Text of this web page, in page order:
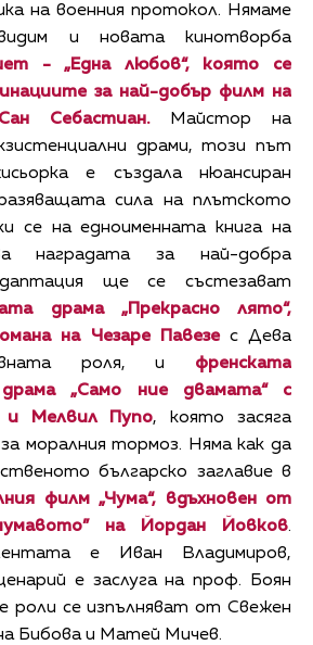
на военния протокол. Нямаме
и новата кинотворба
- „Една любов“, която се
за най-добър филм на
Себастиан.Майстор на
драми, този път
е създала нюансиран
сила на плътското
се на едноименната книга на
наградата за най-добра
ще се състезават
драма „Прекрасно лято“,
на Чезаре Павезес Дева
роля, и френската
драма „Само ние двамата“ с
и Мелвил Пупо, която засяга
моралния тормоз. Няма как да
българско заглавие в
филм „Чума“, вдъхновен от
на Йордан Йовков.
е Иван Владимиров,
е заслуга на проф. Боян
роли се изпълняват от Свежен
Бибова и Матей Мичев.